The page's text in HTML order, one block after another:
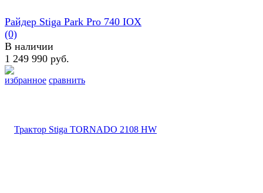
избранное сравнить
Райдер Stiga Park Pro 740 IOX
(0)
В наличии
1 249 990 руб.